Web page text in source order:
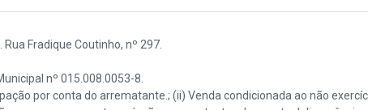
Rua Fradique Coutinho, nº 297.
nº 015.008.0053-8.
por conta do arrematante.; (ii) Venda condicionada ao não